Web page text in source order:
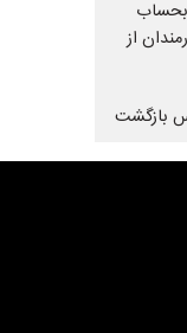
4 میلیونی بحساب
از
بازگشت